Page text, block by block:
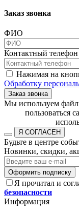
Заказ звонка
ФИО
Контактный телефон
Нажимая на
Обработку
Заказ звонка
​​​​​​​Мы используем
пользоваться
Я СОГЛАСЕН
Будьте в центре
Новинки, скидки,
Оформить подписку
Я прочитал и
безопасности
Информация